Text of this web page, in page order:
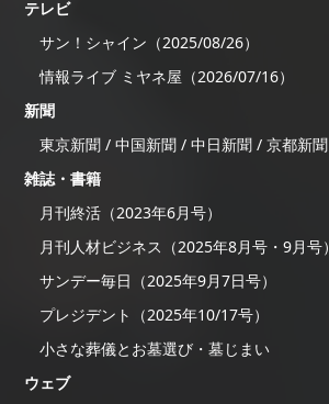
テレビ
サン！シャイン（2025/08/26）
情報ライブ ミヤネ屋（2026/07/16）
新聞
東京新聞 / 中国新聞 / 中日新聞 / 京都新聞
雑誌・書籍
月刊終活（2023年6月号）
月刊人材ビジネス（2025年8月号・9月号）
サンデー毎日（2025年9月7日号）
プレジデント（2025年10/17号）
小さな葬儀とお墓選び・墓じまい
ウェブ